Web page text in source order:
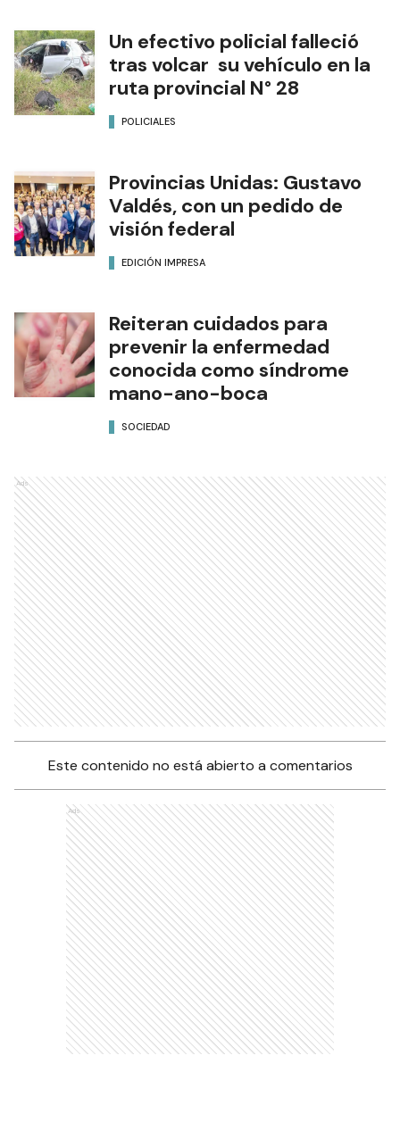
Un efectivo policial falleció
tras volcar su vehículo en la
ruta provincial N° 28
POLICIALES
Provincias Unidas: Gustavo
Valdés, con un pedido de
visión federal
EDICIÓN IMPRESA
Reiteran cuidados para
prevenir la enfermedad
conocida como síndrome
mano-ano-boca
SOCIEDAD
Ads
Este contenido no está abierto a comentarios
Ads